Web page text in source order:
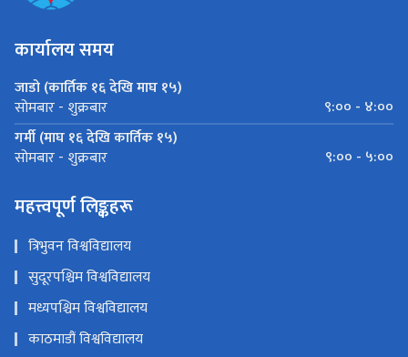
कार्यालय समय
जाडो (कार्तिक १६ देखि माघ १५)
सोमबार - शुक्रबार
९:०० - ४:००
गर्मी (माघ १६ देखि कार्तिक १५)
सोमबार - शुक्रबार ९:०० - ५:००
महत्त्वपूर्ण लिङ्कहरू
त्रिभुवन विश्वविद्यालय
सुदूरपश्चिम विश्वविद्यालय
मध्यपश्चिम विश्वविद्यालय
काठमाडौं विश्वविद्यालय